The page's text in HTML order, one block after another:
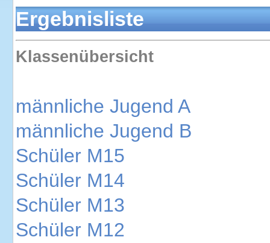
Ergebnisliste
Klassenübersicht
männliche Jugend A
männliche Jugend B
Schüler M15
Schüler M14
Schüler M13
Schüler M12